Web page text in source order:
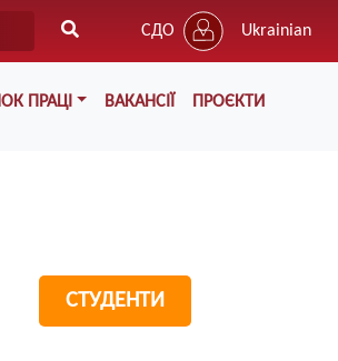
СДО Ukrainian
ПРАЦІ ВАКАНСІЇ ПРОЄКТИ
СТУДЕНТИ